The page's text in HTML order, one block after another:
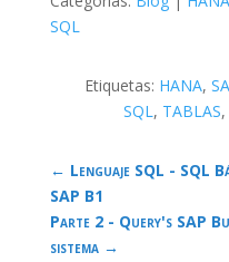
SQL
Etiquetas: HANA,
SQL , TABLAS,
← Lenguaje SQL - SQL
SAP B1
Parte 2 - Query's SAP
sistema→